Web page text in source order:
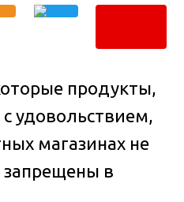
продукты,
удовольствием,
магазинах не
запрещены в